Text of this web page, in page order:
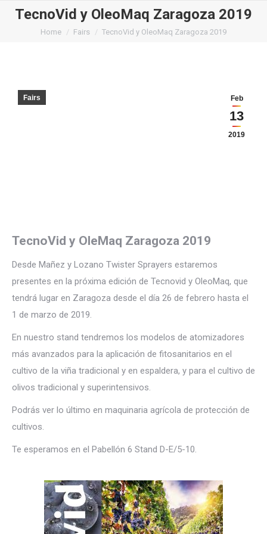
TecnoVid y OleoMaq Zaragoza 2019
You are here:
Home Fairs TecnoVid y OleoMaq Zaragoza 2019
Feb
13
2019
Fairs
TecnoVid y OleMaq Zaragoza 2019
Desde Mañez y Lozano Twister Sprayers estaremos
presentes en la próxima edición de Tecnovid y OleoMaq, que
tendrá lugar en Zaragoza desde el día 26 de febrero hasta el
1 de marzo de 2019.
En nuestro stand tendremos los modelos de atomizadores
más avanzados para la aplicación de fitosanitarios en el
cultivo de la viña tradicional y en espaldera, y para el cultivo de
olivos tradicional y superintensivos.
Podrás ver lo último en maquinaria agrícola de protección de
cultivos.
Te esperamos en el Pabellón 6 Stand D-E/5-10.